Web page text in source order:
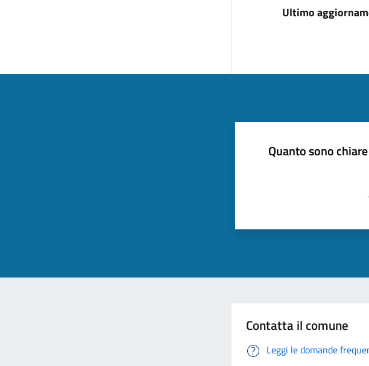
Ultimo
Quanto sono
Contatta il comune
Leggi le domande